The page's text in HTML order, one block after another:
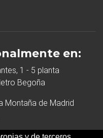
en:
1 - 5 planta
Begoña
Montaña de Madrid